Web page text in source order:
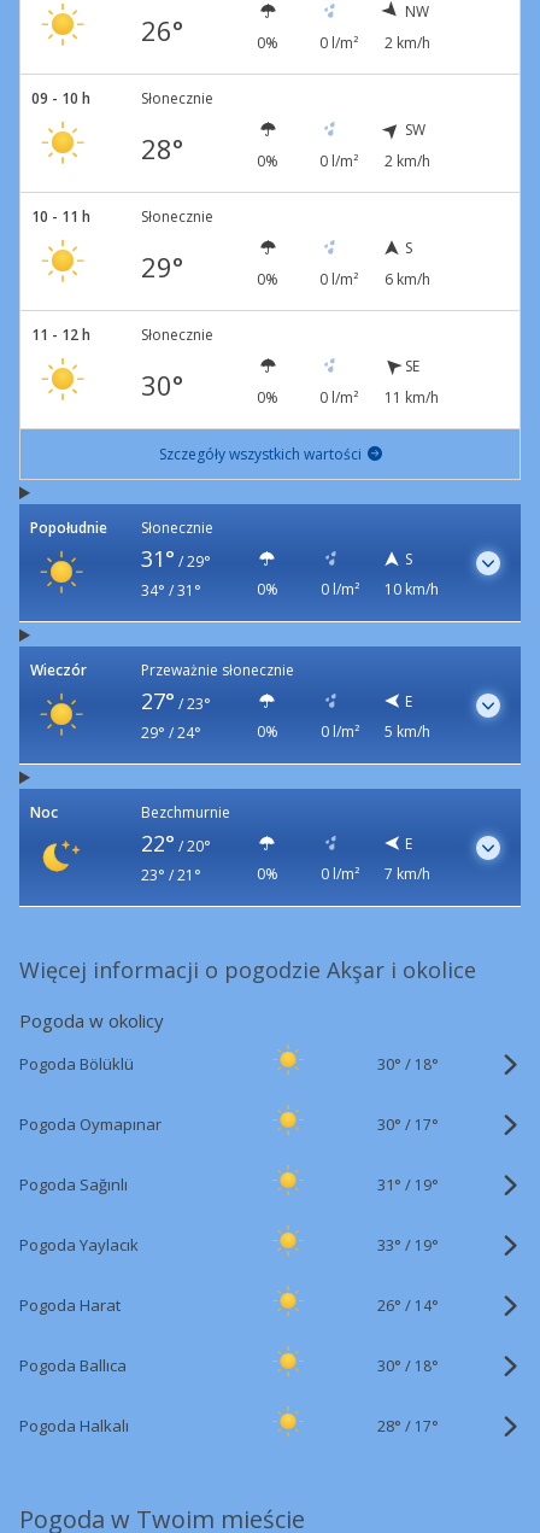
26° 0% 0 l/m²
NW
2 km/h
09 - 10 h Słonecznie
28° 0% 0 l/m²
SW
2 km/h
10 - 11 h Słonecznie
29° 0% 0 l/m²
S
6 km/h
11 - 12 h Słonecznie
30° 0% 0 l/m²
SE
11 km/h
Szczegóły wszystkich wartości
Popołudnie Słonecznie
31° / 29°
34° / 31°
0% 0 l/m²
S
10 km/h
Wieczór Przeważnie słonecznie
27° / 23°
29° / 24°
0% 0 l/m²
E
5 km/h
Noc Bezchmurnie
22° / 20°
23° / 21°
0% 0 l/m²
E
7 km/h
Więcej informacji o pogodzie Akşar i okolice
Pogoda w okolicy
Pogoda Bölüklü 30° / 18°
Pogoda Oymapınar 30° / 17°
Pogoda Sağınlı 31° / 19°
Pogoda Yaylacık 33° / 19°
Pogoda Harat 26° / 14°
Pogoda Ballıca 30° / 18°
Pogoda Halkalı 28° / 17°
Pogoda w Twoim mieście